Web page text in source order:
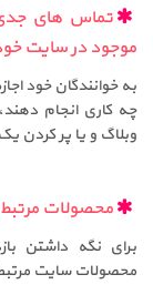
موجود در سایت
به خوانندگان خود
چه کاری انجام
وبلاگ و یا پر کردن
محصولات
برای نگه داشتن
محصولات سایت